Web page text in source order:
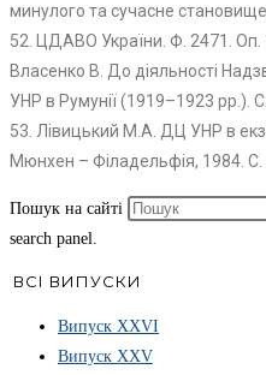
минулого та сучасне
52. ЦДАВО України. Ф. 2471. Оп.
Власенко В. До діяльності
УНР в Румунії (1919–1923 рр.).
53. Лівицький М.А. ДЦ УНР в
Мюнхен – Філадельфія, 1984. С.
Пошук на сайті
search panel.
ВСІ ВИПУСКИ
Випуск ХХVІ
Випуск XXV